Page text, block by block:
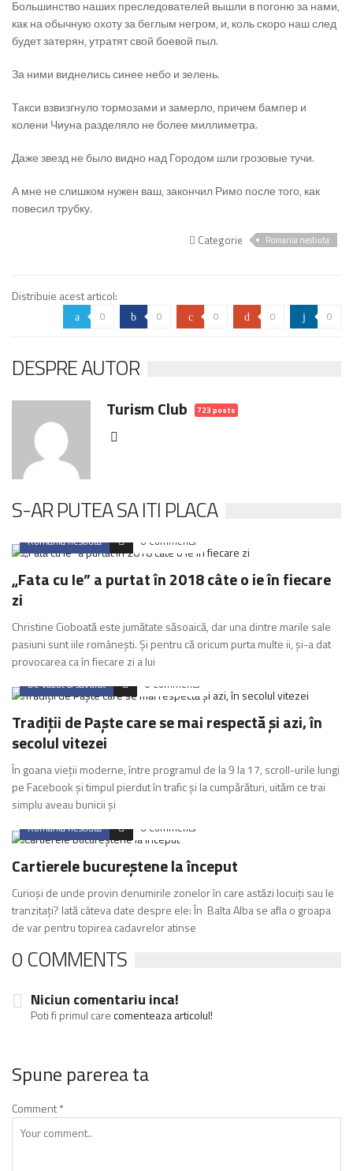
Большинство наших преследователей вышли в погоню за нами,
как на обычную охоту за беглым негром, и, коль скоро наш след
будет затерян, утратят свой боевой пыл.
За ними виднелись синее небо и зелень.
Такси взвизгнуло тормозами и замерло, причем бампер и
колени Чиуна разделяло не более миллиметра.
Даже звезд не было видно над Городом шли грозовые тучи.
А мне не слишком нужен ваш, закончил Римо после того, как
повесил трубку.
Categorie Romania nestiuta
Distribuie acest articol:
a 0 b 0 c 0 d 0 j 0
DESPRE AUTOR
Turism Club 723 posts
S-AR PUTEA SA ITI PLACA
Romania nestiuta 0 Comments
„Fata cu Ie” a purtat în 2018 câte o ie în fiecare
zi
Christine Cioboată este jumătate săsoaică, dar una dintre marile sale
pasiuni sunt iile românești. Și pentru că oricum purta multe ii, și-a dat
provocarea ca în fiecare zi a lui
De vazut & savurat 0 Comments
Tradiții de Paște care se mai respectă și azi, în
secolul vitezei
În goana vieții moderne, între programul de la 9 la 17, scroll-urile lungi
pe Facebook și timpul pierdut în trafic și la cumpărături, uităm ce trai
simplu aveau bunicii și
Romania nestiuta 0 Comments
Cartierele bucureștene la început
Curioși de unde provin denumirile zonelor în care astăzi locuiți sau le
tranzitați? Iată câteva date despre ele: În Balta Alba se afla o groapa
de var pentru topirea cadavrelor atinse
0 COMMENTS
Niciun comentariu inca!
Poti fi primul carecomenteaza articolul!
Spune parerea ta
Comment*